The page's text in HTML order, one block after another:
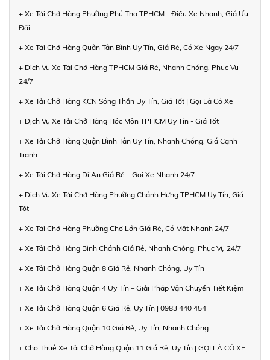
+ Xe Tải Chở Hàng Phường Phú Thọ TPHCM - Điều Xe Nhanh, Giá Ưu
Đãi
+ Xe Tải Chở Hàng Quận Tân Bình Uy Tín, Giá Rẻ, Có Xe Ngay 24/7
+ Dịch Vụ Xe Tải Chở Hàng TPHCM Giá Rẻ, Nhanh Chóng, Phục Vụ
24/7
+ Xe Tải Chở Hàng KCN Sóng Thần Uy Tín, Giá Tốt | Gọi Là Có Xe
+ Dịch Vụ Xe Tải Chở Hàng Hóc Môn TPHCM Uy Tín - Giá Tốt
+ Xe Tải Chở Hàng Quận Bình Tân Uy Tín, Nhanh Chóng, Giá Cạnh
Tranh
+ Xe Tải Chở Hàng Dĩ An Giá Rẻ – Gọi Xe Nhanh 24/7
+ Dịch Vụ Xe Tải Chở Hàng Phường Chánh Hưng TPHCM Uy Tín, Giá
Tốt
+ Xe Tải Chở Hàng Phường Chợ Lớn Giá Rẻ, Có Mặt Nhanh 24/7
+ Xe Tải Chở Hàng Bình Chánh Giá Rẻ, Nhanh Chóng, Phục Vụ 24/7
+ Xe Tải Chở Hàng Quận 8 Giá Rẻ, Nhanh Chóng, Uy Tín
+ Xe Tải Chở Hàng Quận 4 Uy Tín – Giải Pháp Vận Chuyển Tiết Kiệm
+ Xe Tải Chở Hàng Quận 6 Giá Rẻ, Uy Tín | 0983 440 454
+ Xe Tải Chở Hàng Quận 10 Giá Rẻ, Uy Tín, Nhanh Chóng
+ Cho Thuê Xe Tải Chở Hàng Quận 11 Giá Rẻ, Uy Tín | GỌI LÀ CÓ XE